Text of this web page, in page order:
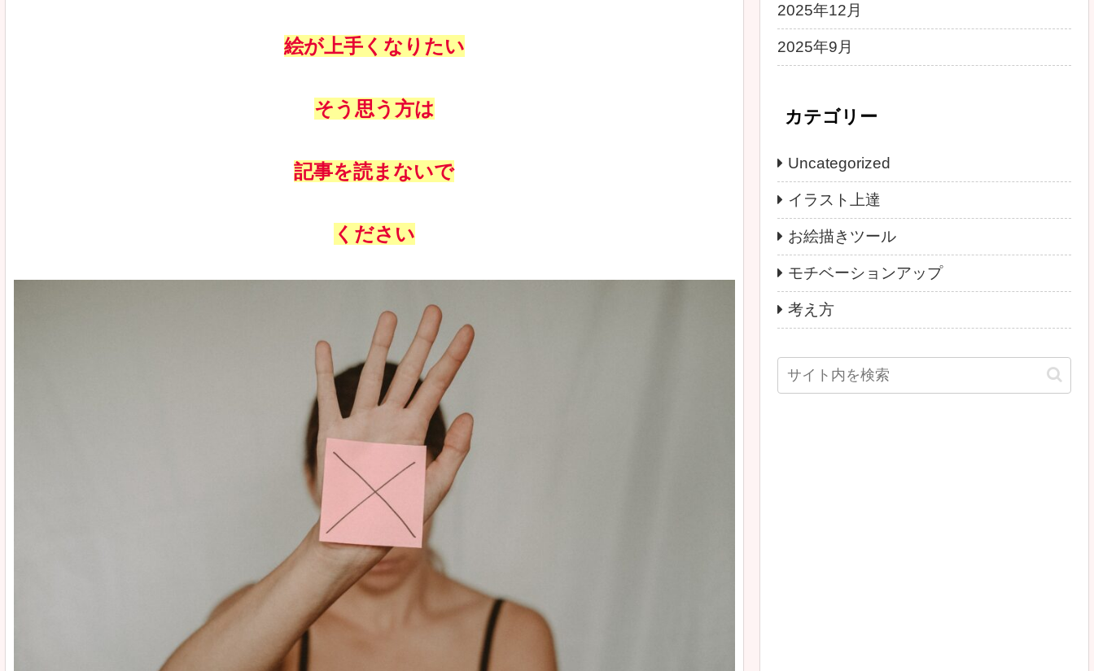
絵が上手くなりたい
そう思う方は
記事を読まないで
ください
2025年12月
2025年9月
カテゴリー
Uncategorized
イラスト上達
お絵描きツール
モチベーションアップ
考え方